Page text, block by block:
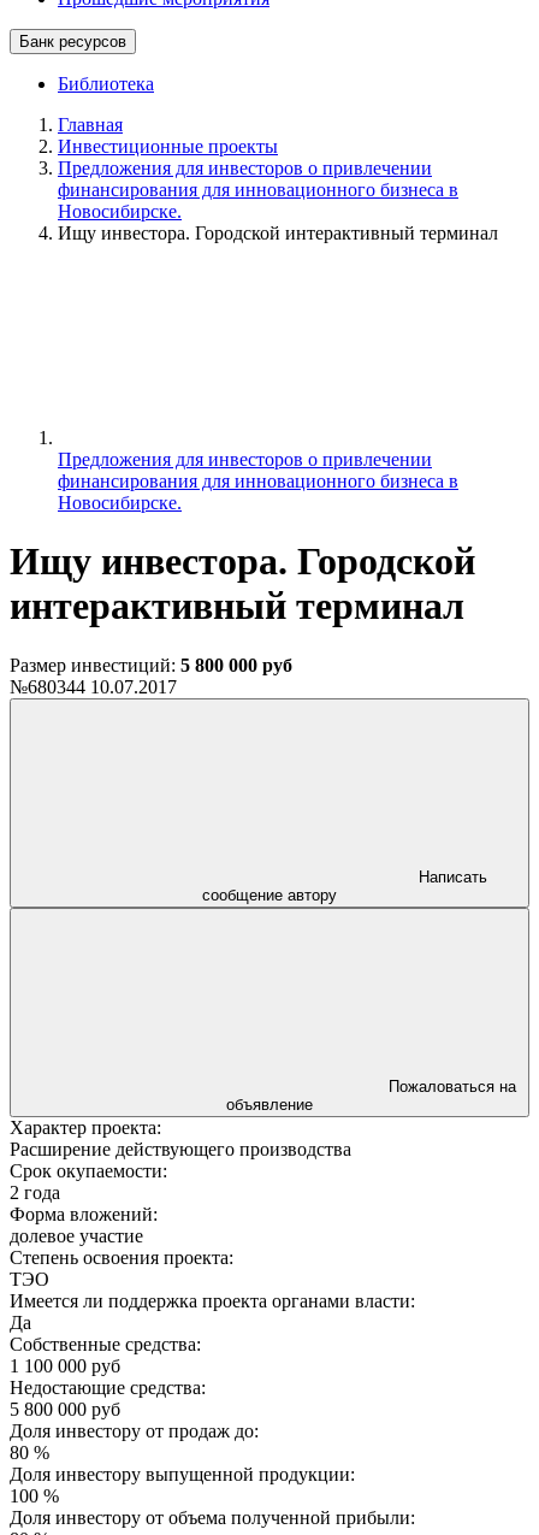
Банк ресурсов
Библиотека
Главная
Инвестиционные проекты
Предложения для инвесторов о привлечении
финансирования для инновационного бизнеса в
Новосибирске.
Ищу инвестора. Городской интерактивный терминал
Предложения для инвесторов о привлечении
финансирования для инновационного бизнеса в
Новосибирске.
Ищу инвестора. Городской
интерактивный терминал
Размер инвестиций: 5 800 000 руб
№680344 10.07.2017
сообщение автору
объявление
Характер проекта:
Расширение действующего производства
Срок окупаемости:
2 года
Форма вложений:
долевое участие
Степень освоения проекта:
ТЭО
Имеется ли поддержка проекта органами власти:
Да
Собственные средства:
1 100 000 руб
Недостающие средства:
5 800 000 руб
Доля инвестору от продаж до:
80 %
Доля инвестору выпущенной продукции:
100 %
Доля инвестору от объема полученной прибыли: